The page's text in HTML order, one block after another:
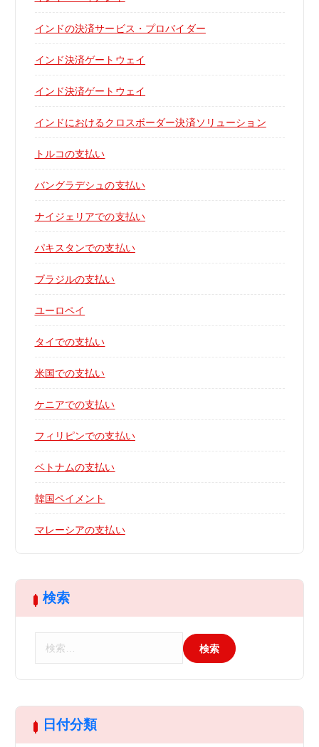
インドの決済サービス・プロバイダー
インド決済ゲートウェイ
インド決済ゲートウェイ
インドにおけるクロスボーダー決済ソリューション
トルコの支払い
バングラデシュの支払い
ナイジェリアでの支払い
パキスタンでの支払い
ブラジルの支払い
ユーロペイ
タイでの支払い
米国での支払い
ケニアでの支払い
フィリピンでの支払い
ベトナムの支払い
韓国ペイメント
マレーシアの支払い
検索
日付分類